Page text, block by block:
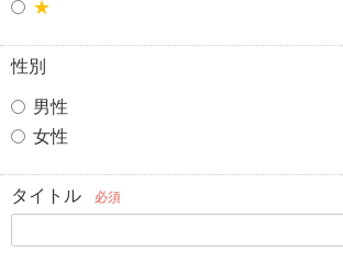
★
性別
男性
女性
タイトル 必須